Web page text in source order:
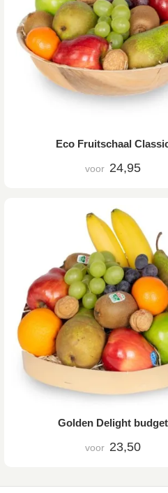
Eco Fruitschaal
voor 24,95
Golden Delight budget
voor 23,50